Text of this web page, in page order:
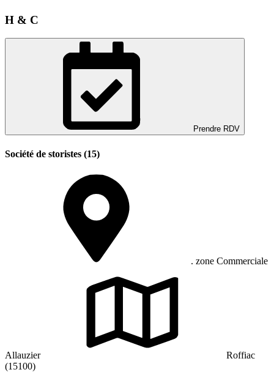
H & C
Prendre RDV
Société de storistes (15)
. zone Commerciale
Allauzier
Roffiac
(15100)